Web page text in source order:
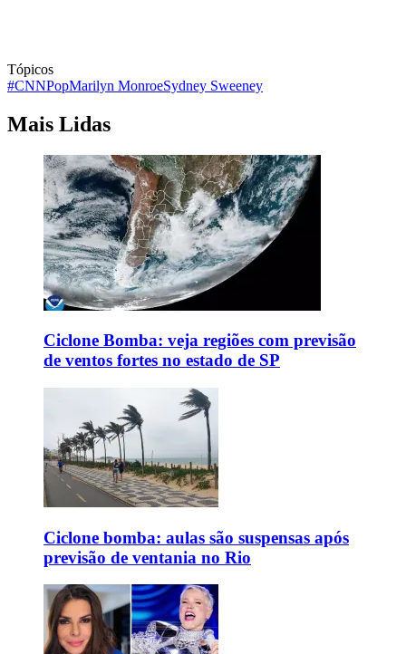
Tópicos
#CNNPopMarilyn MonroeSydney Sweeney
Mais Lidas
Ciclone Bomba: veja regiões com previsão
de ventos fortes no estado de SP
Ciclone bomba: aulas são suspensas após
previsão de ventania no Rio